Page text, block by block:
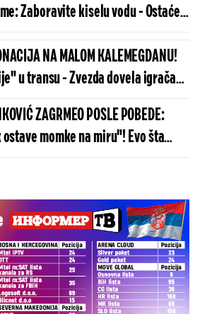
Zaboravite kiselu vodu - Ostaće
i posle 24 sata
NA MALOM KALEMEGDANU!
u transu - Zvezda dovela igrača
ZAGRMEO POSLE POBEDE:
momke na miru"! Evo šta
isključenju golmana!